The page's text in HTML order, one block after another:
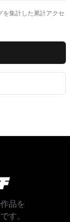
集計した累計アクセ
品を
す。